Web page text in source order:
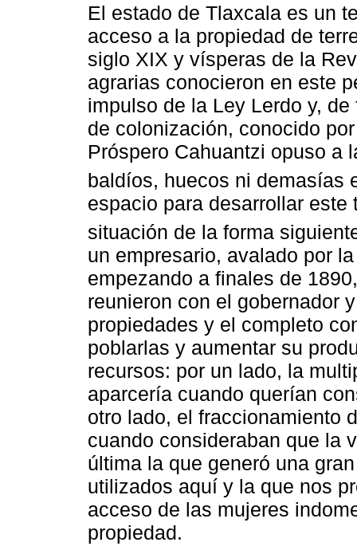
El estado de Tlaxcala es un
acceso a la propiedad de
siglo XIX y vísperas de la
agrarias conocieron en este
impulso de la Ley Lerdo y,
de colonización, conocido
Próspero Cahuantzi opuso a
baldíos, huecos ni demasías
espacio para desarrollar
situación de la forma
un empresario, avalado por
empezando a finales de
reunieron con el gobernador
propiedades y el completo
poblarlas y aumentar su
recursos: por un lado, la
aparcería cuando querían
otro lado, el fraccionamiento
cuando consideraban que la
última la que generó una
utilizados aquí y la que nos
acceso de las mujeres
propiedad.